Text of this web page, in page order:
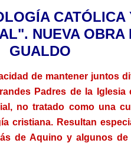
CATÓLICA
NUEVA
GUALDO
de mantener juntos
Padres de la
no tratado como una
cristiana. Resultan
de Aquino y algunos